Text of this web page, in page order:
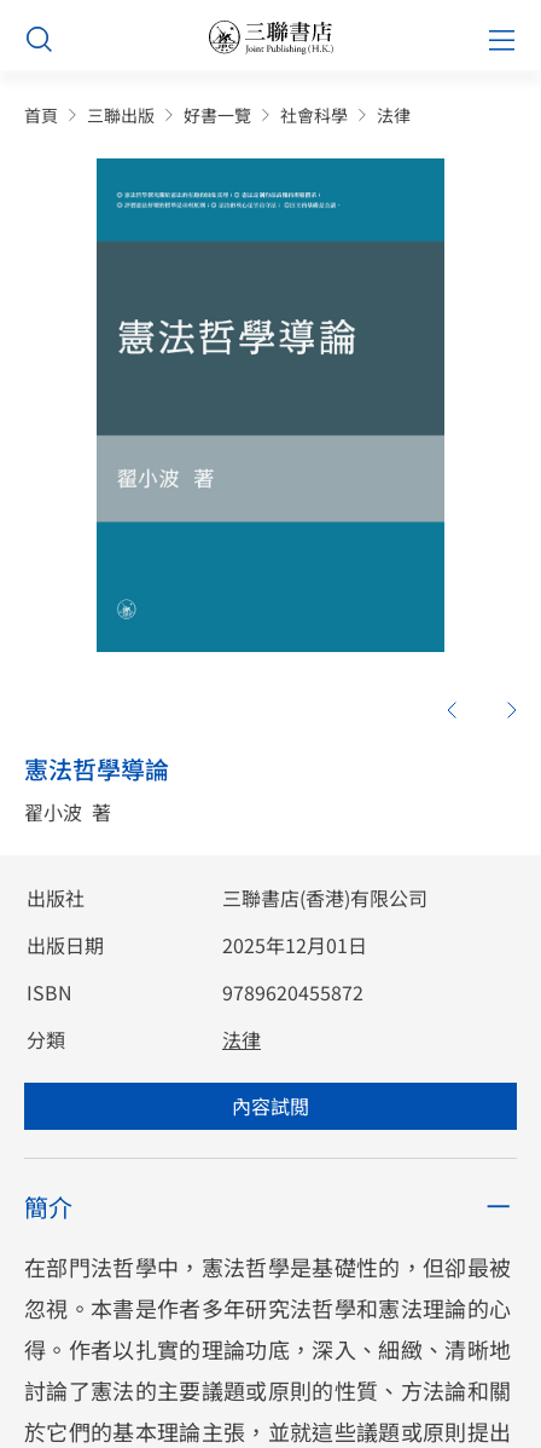
Skip
content
首頁 三聯出版 好書一覽 社會科學 法律
憲法哲學導論
翟小波 著
出版社
三聯書店(香港)有限公司
出版日期
2025年12月01日
ISBN
9789620455872
分類
法律
內容試閲
簡介
在部門法哲學中，憲法哲學是基礎性的，但卻最被
忽視。本書是作者多年研究法哲學和憲法理論的心
得。作者以扎實的理論功底，深入、細緻、清晰地
討論了憲法的主要議題或原則的性質、方法論和關
於它們的基本理論主張，並就這些議題或原則提出